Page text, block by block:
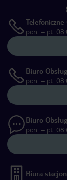
pon. – pt.
Biuro
pon. – pt.
Biuro
pon. – pt.
Biura